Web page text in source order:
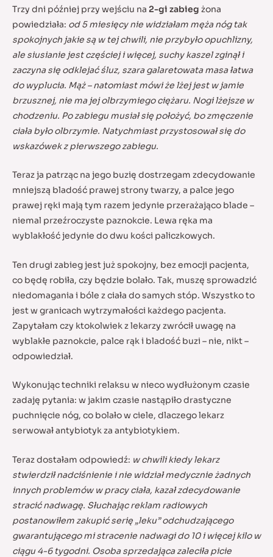
Trzy dni później przy wejściu na 2-gi zabieg żona
powiedziała: od 5 miesięcy nie widziałam męża nóg tak
spokojnych jakie są w tej chwili, nie przybyło opuchlizny,
ale siusianie jest częściej i więcej, suchy kaszel zginął i
zaczyna się odklejać śluz, szara galaretowata masa łatwa
do wyplucia. Mąż – natomiast mówi że lżej jest w jamie
brzusznej, nie ma jej olbrzymiego ciężaru. Nogi lżejsze w
chodzeniu. Po zabiegu musiał się położyć, bo zmęczenie
ciała było olbrzymie. Natychmiast przystosował się do
wskazówek z pierwszego zabiegu.
Teraz ja patrząc na jego buzię dostrzegam zdecydowanie
mniejszą bladość prawej strony twarzy, a palce jego
prawej ręki mają tym razem jedynie przerażająco blade –
niemal przeźroczyste paznokcie. Lewa ręka ma
wyblakłość jedynie do dwu kości paliczkowych.
Ten drugi zabieg jest już spokojny, bez emocji pacjenta,
co będę robiła, czy będzie bolało. Tak, muszę sprowadzić
niedomagania i bóle z ciała do samych stóp. Wszystko to
jest w granicach wytrzymałości każdego pacjenta.
Zapytałam czy ktokolwiek z lekarzy zwrócił uwagę na
wyblakłe paznokcie, palce rąk i bladość buzi – nie, nikt –
odpowiedział.
Wykonując techniki relaksu w nieco wydłużonym czasie
zadaję pytania: w jakim czasie nastąpiło drastyczne
puchnięcie nóg, co bolało w ciele, dlaczego lekarz
serwował antybiotyk za antybiotykiem.
Teraz dostałam odpowiedź: w chwili kiedy lekarz
stwierdził nadciśnienie i nie widział medycznie żadnych
innych problemów w pracy ciała, kazał zdecydowanie
stracić nadwagę. Słuchając reklam radiowych
postanowiłem zakupić serię „leku” odchudzającego
gwarantującego mi stracenie nadwagi do 10 i więcej kilo w
ciągu 4-6 tygodni. Osoba sprzedająca zaleciła picie